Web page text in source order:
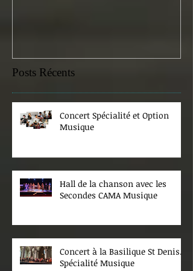
Posts Récents
Concert Spécialité et Option
Musique
Hall de la chanson avec les
Secondes CAMA Musique
Concert à la Basilique St Denis.
Spécialité Musique